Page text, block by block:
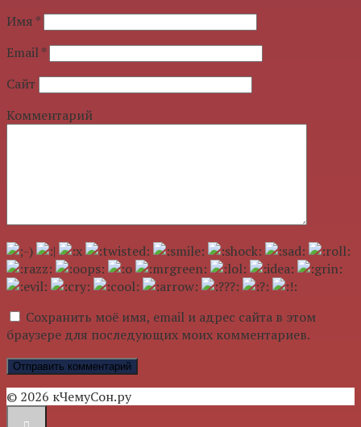
Имя *
Email*
Сайт
Комментарий
Сохранить моё имя, email и адрес сайта в этом
браузере для последующих моих комментариев.
© 2026 кЧемуСон.ру